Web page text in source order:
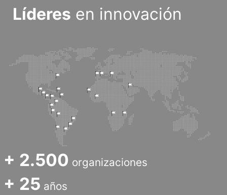
Líderes en innovación
+ 2.500 organizaciones
+ 25 años